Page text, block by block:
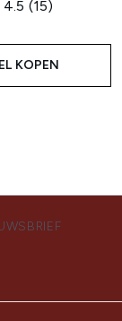
4.5 (15)
KOPEN